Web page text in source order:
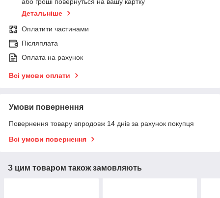
або гроші повернуться на вашу картку
Детальніше
Оплатити частинами
Післяплата
Оплата на рахунок
Всі умови оплати
Умови повернення
Повернення товару впродовж 14 днів за рахунок покупця
Всі умови повернення
З цим товаром також замовляють